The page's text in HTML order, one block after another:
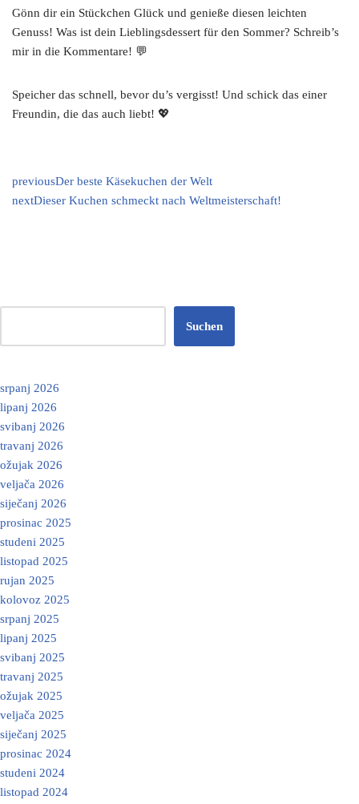
Gönn dir ein Stückchen Glück und genieße diesen leichten
Genuss! Was ist dein Lieblingsdessert für den Sommer? Schreib’s
mir in die Kommentare! 💬
Speicher das schnell, bevor du’s vergisst! Und schick das einer
Freundin, die das auch liebt! 💖
previousDer beste Käsekuchen der Welt
nextDieser Kuchen schmeckt nach Weltmeisterschaft!
Suchen
srpanj 2026
lipanj 2026
svibanj 2026
travanj 2026
ožujak 2026
veljača 2026
siječanj 2026
prosinac 2025
studeni 2025
listopad 2025
rujan 2025
kolovoz 2025
srpanj 2025
lipanj 2025
svibanj 2025
travanj 2025
ožujak 2025
veljača 2025
siječanj 2025
prosinac 2024
studeni 2024
listopad 2024